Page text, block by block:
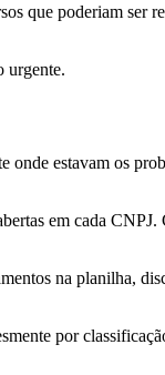
que poderiam ser
urgente.
estavam os
em cada
na planilha,
por